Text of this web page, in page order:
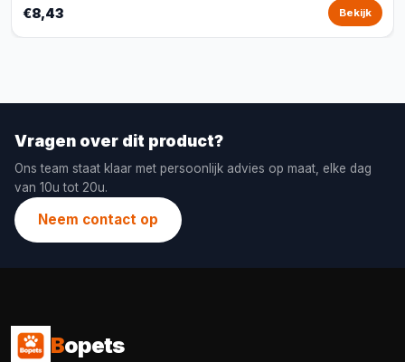
€8,43 Bekijk
Vragen over dit product?
Ons team staat klaar met persoonlijk advies op maat, elke dag
van 10u tot 20u.
Neem contact op
Bopets